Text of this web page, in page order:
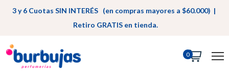
3 y 6 Cuotas SIN INTERÉS (en compras mayores a $60.000) |
Retiro GRATIS en tienda.
0